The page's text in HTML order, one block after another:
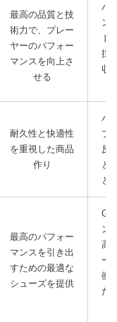
最高の品質と技
術力で、プレー
ヤーのパフォー
マンスを向上さ
せる
パ
ン
ド
採
収
耐久性と快適性
を重視した商品
作り
パ
ブ
反
と
と
最高のパフォー
マンスを引き出
すための最適な
シューズを提供
ン
高
ー
衝
た